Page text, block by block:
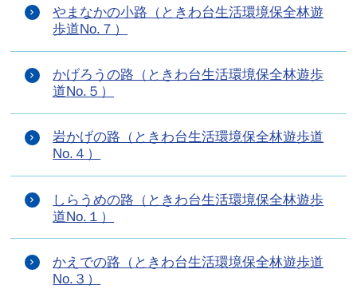
やまなかの小路（ときわ台生活環境保全林遊
歩道No.７）
かげろうの路（ときわ台生活環境保全林遊歩
道No.５）
岩かげの路（ときわ台生活環境保全林遊歩道
No.４）
しらうめの路（ときわ台生活環境保全林遊歩
道No.１）
かえでの路（ときわ台生活環境保全林遊歩道
No.３）